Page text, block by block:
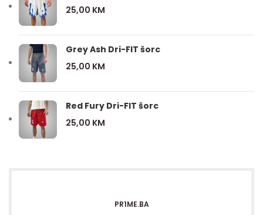
25,00 KM
Grey Ash Dri-FIT šorc
25,00 KM
Red Fury Dri-FIT šorc
25,00 KM
PR1ME.BA